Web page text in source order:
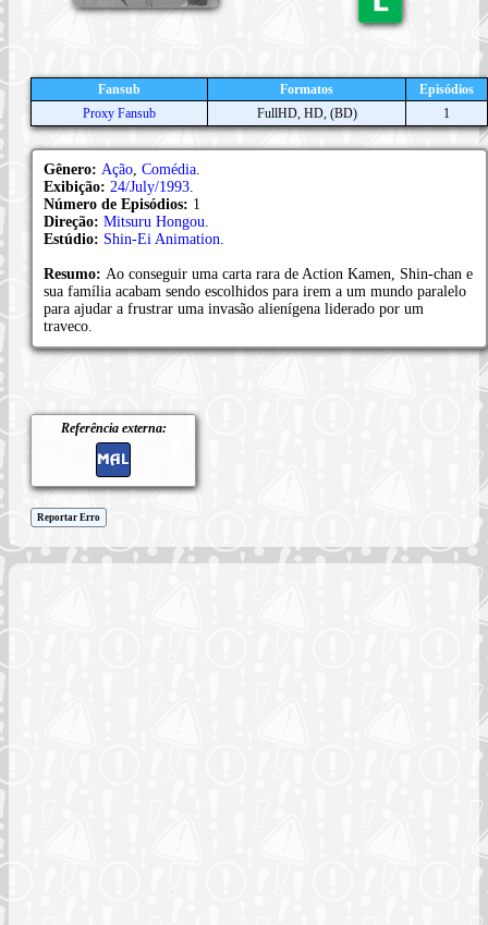
Fansub Formatos
Episódios
Proxy Fansub
FullHD, HD, (BD) 1
Gênero: Ação Comédia
Exibição: 24/July/1993
Número de Episódios: 1
Direção: Mitsuru Hongou
Estúdio: Shin-Ei Animation
Resumo: Ao conseguir uma carta rara de Action Kamen, Shin-chan e
sua família acabam sendo escolhidos para irem a um mundo paralelo
para ajudar a frustrar uma invasão alienígena liderado por um
traveco.
Referência externa:
Reportar Erro